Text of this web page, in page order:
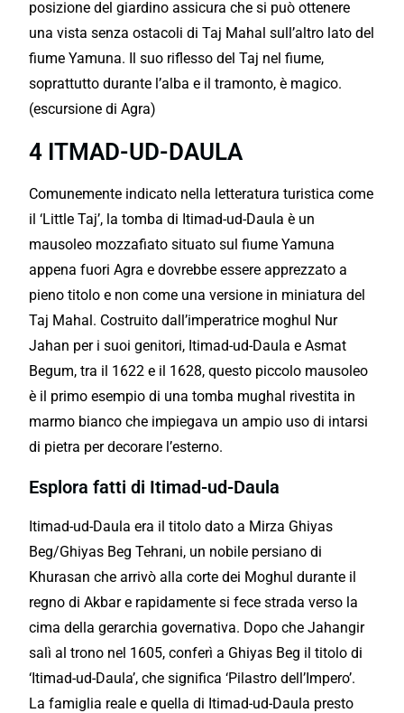
posizione del giardino assicura che si può ottenere
una vista senza ostacoli di Taj Mahal sull’altro lato del
fiume Yamuna. Il suo riflesso del Taj nel fiume,
soprattutto durante l’alba e il tramonto, è magico.
(escursione di Agra)
4 ITMAD-UD-DAULA
Comunemente indicato nella letteratura turistica come
il ‘Little Taj’, la tomba di Itimad-ud-Daula è un
mausoleo mozzafiato situato sul fiume Yamuna
appena fuori Agra e dovrebbe essere apprezzato a
pieno titolo e non come una versione in miniatura del
Taj Mahal. Costruito dall’imperatrice moghul Nur
Jahan per i suoi genitori, Itimad-ud-Daula e Asmat
Begum, tra il 1622 e il 1628, questo piccolo mausoleo
è il primo esempio di una tomba mughal rivestita in
marmo bianco che impiegava un ampio uso di intarsi
di pietra per decorare l’esterno.
Esplora fatti di Itimad-ud-Daula
Itimad-ud-Daula era il titolo dato a Mirza Ghiyas
Beg/Ghiyas Beg Tehrani, un nobile persiano di
Khurasan che arrivò alla corte dei Moghul durante il
regno di Akbar e rapidamente si fece strada verso la
cima della gerarchia governativa. Dopo che Jahangir
salì al trono nel 1605, conferì a Ghiyas Beg il titolo di
‘Itimad-ud-Daula’, che significa ‘Pilastro dell’Impero’.
La famiglia reale e quella di Itimad-ud-Daula presto